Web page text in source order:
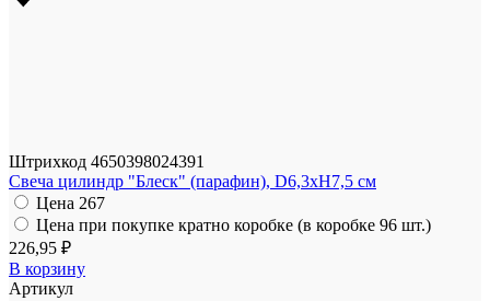
Штрихкод 4650398024391
Свеча цилиндр "Блеск" (парафин), D6,3хН7,5 см
Цена 267
Цена при покупке кратно коробке (в коробке 96 шт.)
226,95 ₽
В корзину
Артикул